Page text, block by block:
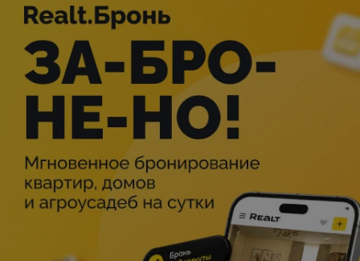
Описание
Режиссёр-постановщик — Оксана Машинкова.
Художник-постановщик — Ирина Шаботенко.
Музыкальное оформление — Анатолий Кандыба.
Балетмейстер — Евгений Якуш.
По мотивам пьесы В. Афонина «Мымрёнок и чудо в